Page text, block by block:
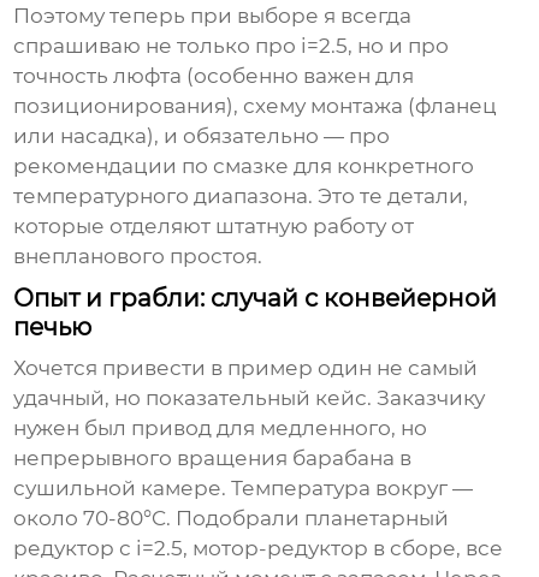
Поэтому теперь при выборе я всегда
спрашиваю не только про i=2.5, но и про
точность люфта (особенно важен для
позиционирования), схему монтажа (фланец
или насадка), и обязательно — про
рекомендации по смазке для конкретного
температурного диапазона. Это те детали,
которые отделяют штатную работу от
внепланового простоя.
Опыт и грабли: случай с конвейерной
печью
Хочется привести в пример один не самый
удачный, но показательный кейс. Заказчику
нужен был привод для медленного, но
непрерывного вращения барабана в
сушильной камере. Температура вокруг —
около 70-80°C. Подобрали планетарный
редуктор с i=2.5, мотор-редуктор в сборе, все